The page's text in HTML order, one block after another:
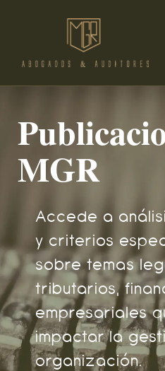
MGR
Accede a
y criterios
sobre temas
tributarios,
empresariales
impactar la
organización.